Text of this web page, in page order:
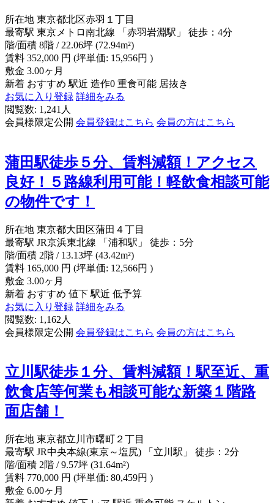
所在地 東京都北区赤羽１丁目
最寄駅 東京メトロ南北線 「赤羽岩淵駅」 徒歩：4分
階/面積 8階 / 22.06坪 (72.94m²)
賃料 352,000 円 (坪単価: 15,956円 )
敷金 3.00ヶ月
新着 おすすめ 駅近 造作0 重食可能 居抜き
お気に入り登録 詳細をみる
閲覧数: 1,241人
会員様限定公開 会員登録はこちら 会員の方はこちら
蒲田駅徒歩５分、賃料減額！アクセス
良好！５路線利用可能！軽飲食相談可能
の物件です！
所在地 東京都大田区蒲田４丁目
最寄駅 JR京浜東北線 「浦和駅」 徒歩：5分
階/面積 2階 / 13.13坪 (43.42m²)
賃料 165,000 円 (坪単価: 12,566円 )
敷金 3.00ヶ月
新着 おすすめ 値下 駅近 低予算
お気に入り登録 詳細をみる
閲覧数: 1,162人
会員様限定公開 会員登録はこちら 会員の方はこちら
立川駅徒歩１分、賃料減額！駅至近、重
飲食店等何業も相談可能な新築１階路
面店舗！
所在地 東京都立川市曙町２丁目
最寄駅 JR中央本線(東京～塩尻) 「立川駅」 徒歩：2分
階/面積 2階 / 9.57坪 (31.64m²)
賃料 770,000 円 (坪単価: 80,459円 )
敷金 6.00ヶ月